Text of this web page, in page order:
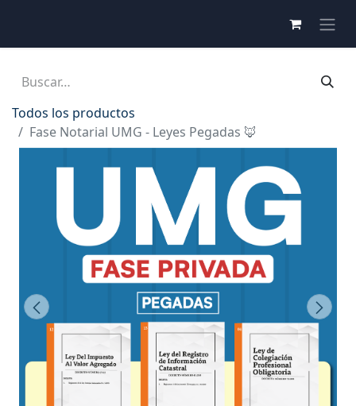
Todos los productos
Fase Notarial UMG - Leyes Pegadas 🦊